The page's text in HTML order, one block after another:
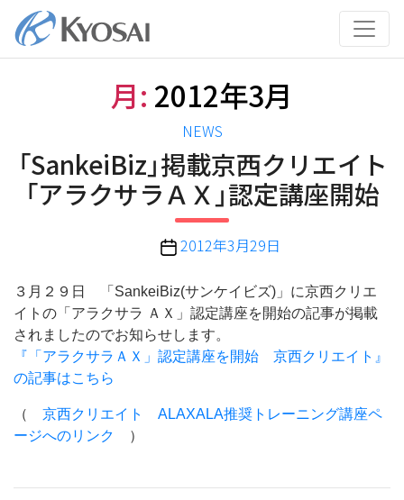
テ
月: 2012年3月
カ
テ
ゴ
リ
ー
NEWS
「SankeiBiz」掲載京西クリエイト
「アラクサラＡＸ」認定講座開始
投
日
2012年3月29日
３月２９日 「SankeiBiz(サンケイビズ)」に京西クリエ
イトの「アラクサラ ＡＸ」認定講座を開始の記事が掲載
されましたのでお知らせします。
『「アラクサラＡＸ」認定講座を開始 京西クリエイト』
の記事はこちら
（ 京西クリエイト ALAXALA推奨トレーニング講座ペ
ージへのリンク
）